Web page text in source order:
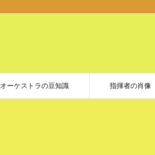
オーケストラの豆知識 指揮者の肖像